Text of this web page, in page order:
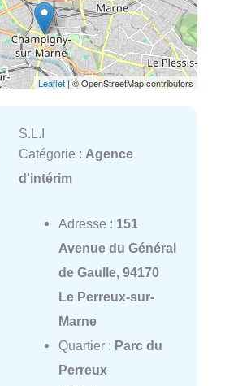
Leaflet | © OpenStreetMap contributors
S.L.I
Catégorie : Agence
d'intérim
Adresse : 151
Avenue du Général
de Gaulle, 94170
Le Perreux-sur-
Marne
Quartier : Parc du
Perreux